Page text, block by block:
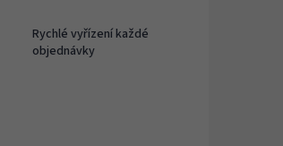
Rychlé vyřízení každé
objednávky